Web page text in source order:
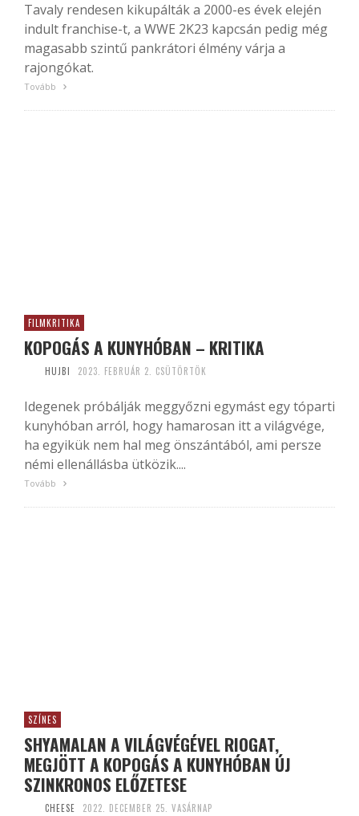
Tavaly rendesen kikupálták a 2000-es évek elején
indult franchise-t, a WWE 2K23 kapcsán pedig még
magasabb szintű pankrátori élmény várja a
rajongókat.
Tovább
FILMKRITIKA
KOPOGÁS A KUNYHÓBAN – KRITIKA
HUJBI 2023. FEBRUÁR 2. CSÜTÖRTÖK
Idegenek próbálják meggyőzni egymást egy tóparti
kunyhóban arról, hogy hamarosan itt a világvége,
ha egyikük nem hal meg önszántából, ami persze
némi ellenállásba ütközik....
Tovább
SZÍNES
SHYAMALAN A VILÁGVÉGÉVEL RIOGAT,
MEGJÖTT A KOPOGÁS A KUNYHÓBAN ÚJ
SZINKRONOS ELŐZETESE
CHEESE 2022. DECEMBER 25. VASÁRNAP